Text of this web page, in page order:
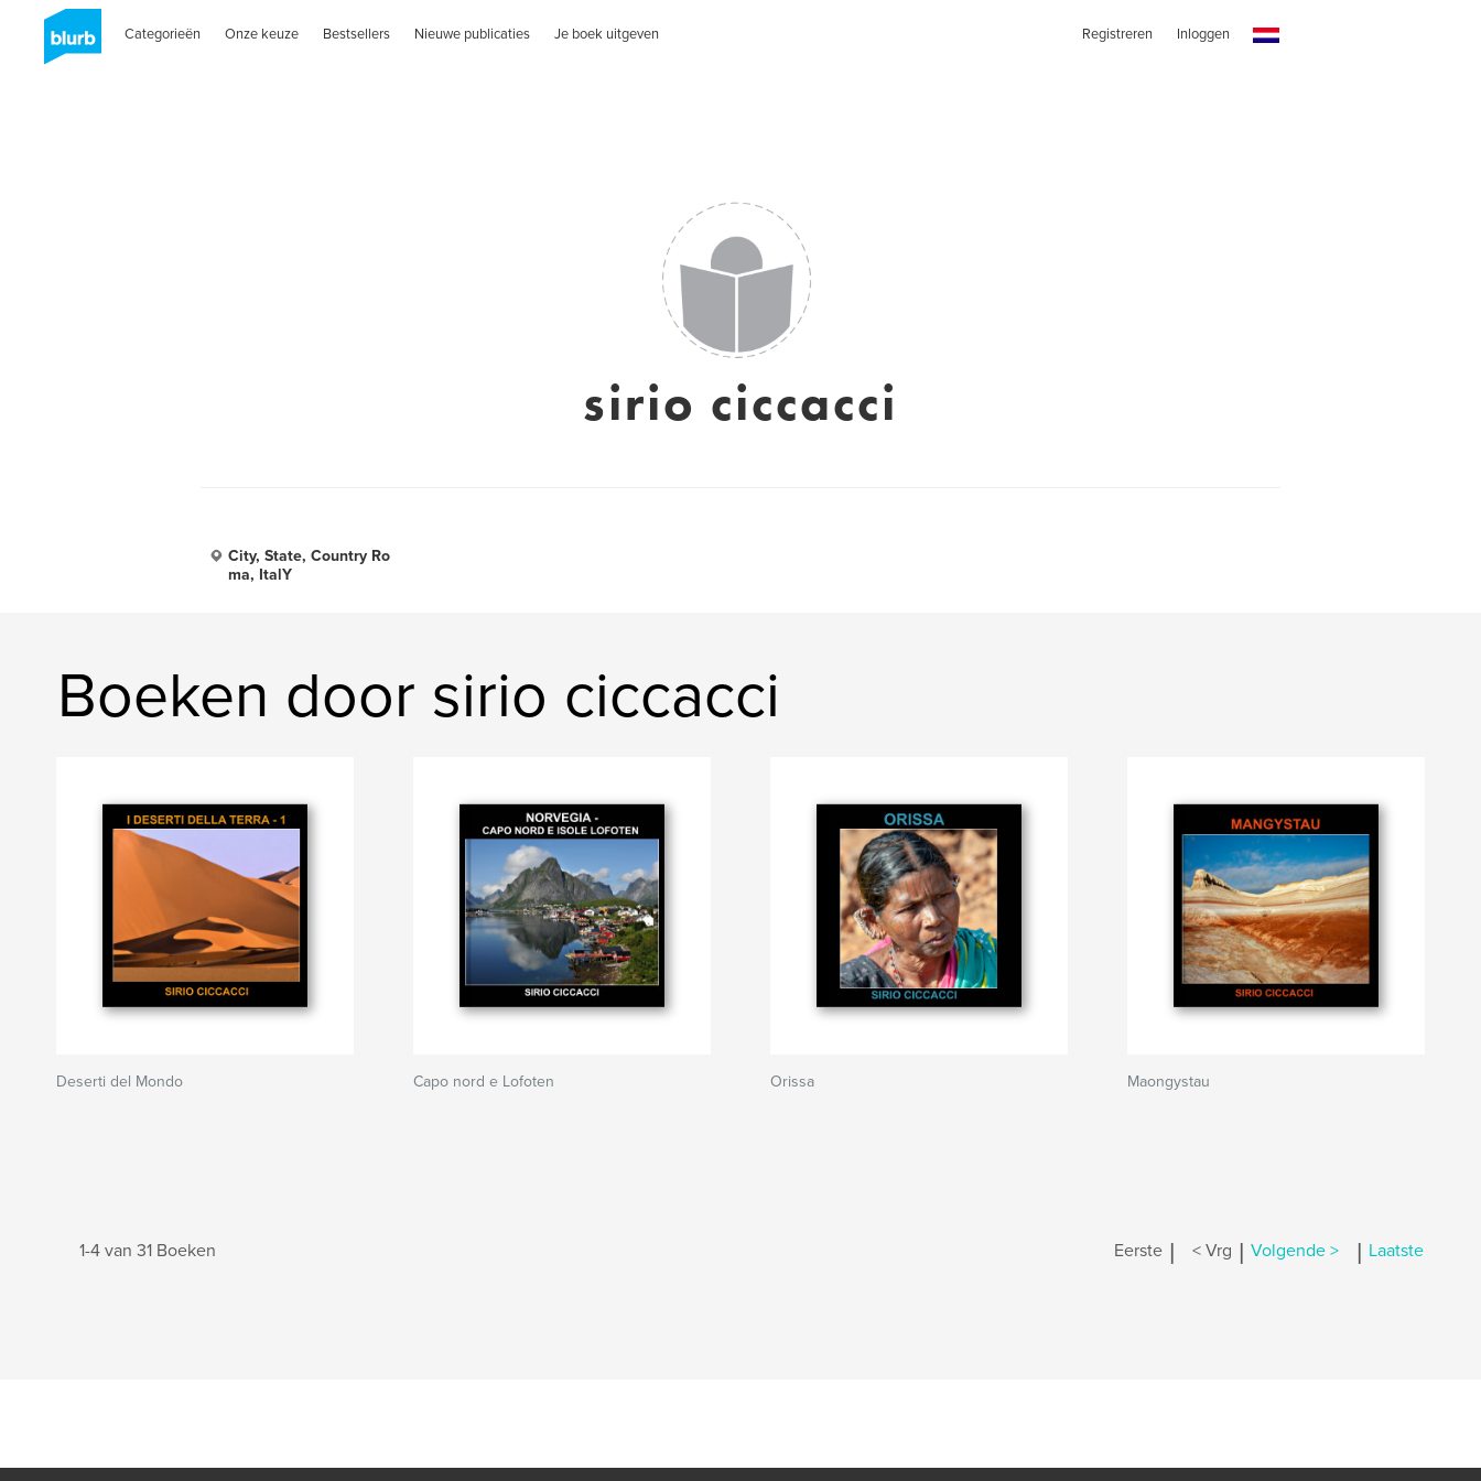
Categorieën Onze keuze Bestsellers Nieuwe publicaties Je boek uitgeven Registreren Inloggen
sirio ciccacci
City, State, Country Ro
ma, ItalY
Boeken door sirio ciccacci
Deserti del Mondo Capo nord e Lofoten Orissa Maongystau
1-4 van 31 Boeken Eerste | < Vrg | Volgende > | Laatste